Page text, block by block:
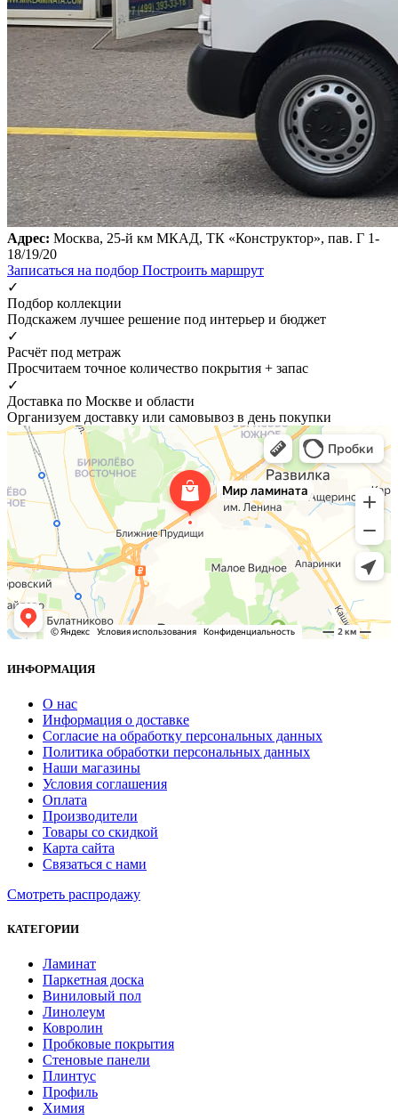
Адрес: Москва, 25-й км МКАД, ТК «Конструктор», пав. Г 1-
18/19/20
Записаться на подбор Построить маршрут
✓
Подбор коллекции
Подскажем лучшее решение под интерьер и бюджет
✓
Расчёт под метраж
Просчитаем точное количество покрытия + запас
✓
Доставка по Москве и области
Организуем доставку или самовывоз в день покупки
ИНФОРМАЦИЯ
О нас
Информация о доставке
Согласие на обработку персональных данных
Политика обработки персональных данных
Наши магазины
Условия соглашения
Оплата
Производители
Товары со скидкой
Карта сайта
Связаться с нами
Смотреть распродажу
КАТЕГОРИИ
Ламинат
Паркетная доска
Виниловый пол
Линолеум
Ковролин
Пробковые покрытия
Стеновые панели
Плинтус
Профиль
Химия